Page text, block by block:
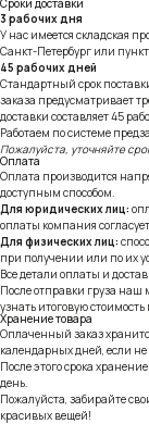
Сроки доставки
3 рабочих дня
У нас имеется складская
Санкт-Петербург или
45 рабочих дней
Стандартный срок
заказа предусматривает
доставки составляет 45
Работаем по системе
Пожалуйста, уточняйте
Оплата
Оплата производится
доступным способом.
Для юридических лиц:
оплаты компания
Для физических лиц:
при получении или по их
Все детали оплаты и
После отправки груза
узнать итоговую
Хранение товара
Оплаченный заказ
календарных дней, если не
После этого срока
день.
Пожалуйста, забирайте
красивых вещей!